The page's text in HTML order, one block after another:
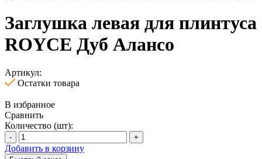
Заглушка левая для плинтуса
ROYCE Дуб Алансо
Артикул:
Остатки товара
В избранное
Сравнить
Количество (шт):
- +
Добавить в корзину